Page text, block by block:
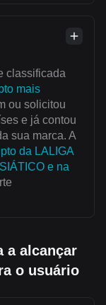
classificada
mais
ou solicitou
e já contou
sua marca. A
da LALIGA
e na
a alcançar
o usuário